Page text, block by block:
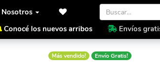
Nosotros
Conocé los nuevos arribos
Envíos
Inicio Gan Smart Timer
Más vendido! Envío Gratis!